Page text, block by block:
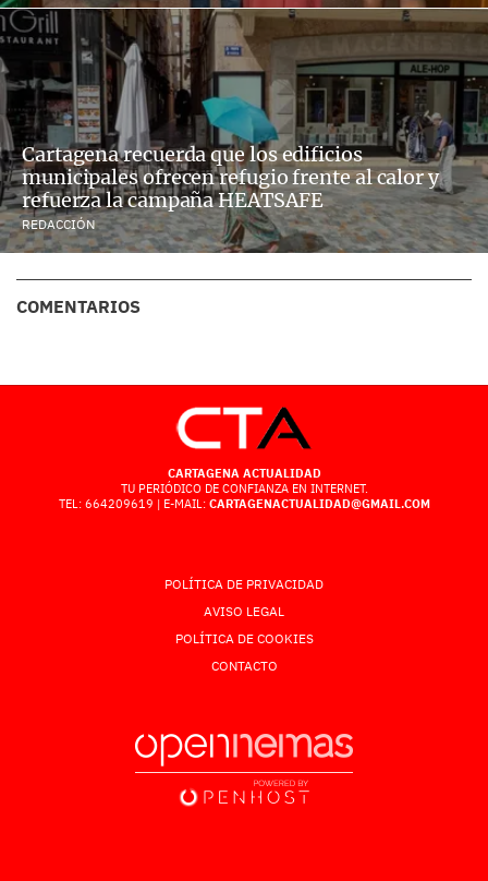
Cartagena recuerda que los edificios
municipales ofrecen refugio frente al calor y
refuerza la campaña HEATSAFE
REDACCIÓN
COMENTARIOS
CARTAGENA ACTUALIDAD
TU PERIÓDICO DE CONFIANZA EN INTERNET.
TEL: 664209619 | E-MAIL: CARTAGENACTUALIDAD@GMAIL.COM
POLÍTICA DE PRIVACIDAD
AVISO LEGAL
POLÍTICA DE COOKIES
CONTACTO